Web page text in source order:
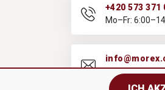
+420 573 371
Mo–Fr:
Mo–Fr: